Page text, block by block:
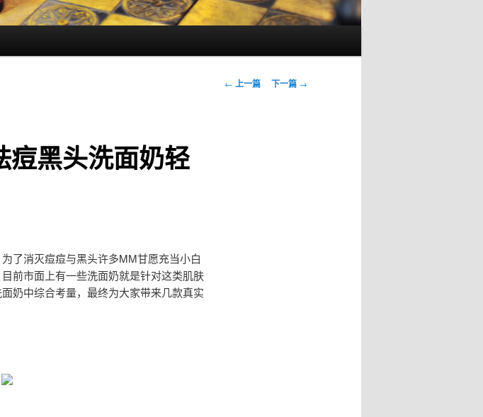
文
← 上一篇 下一篇 →
痘黑头洗面奶轻
了消灭痘痘与黑头许多MM甘愿充当小白
前市面上有一些洗面奶就是针对这类肌肤
奶中综合考量，最终为大家带来几款真实